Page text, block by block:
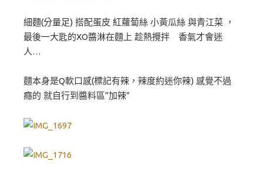
細麵(分量足) 搭配蛋皮 紅蘿蔔絲 小黃瓜絲 與青江菜 ，
最後一大匙的XO醬淋在麵上 趁熱攪拌 香氣才會迷
人…
麵本身是Q軟口感(標記有辣，辣度約迷你辣) 感覺不過
癮的 就自行到醬料區”加辣”